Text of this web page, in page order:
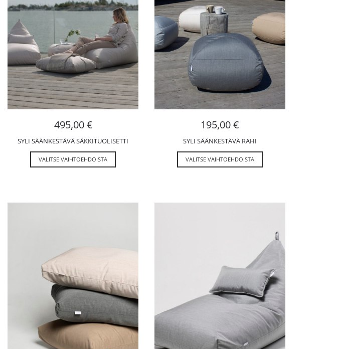
495,00€
SYLI SÄÄNKESTÄVÄ SÄKKITUOLISETTI
VALITSE VAIHTOEHDOISTA
195,00€
SYLI SÄÄNKESTÄVÄ RAHI
VALITSE VAIHTOEHDOISTA